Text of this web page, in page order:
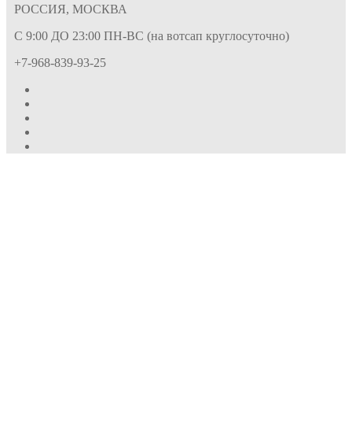
РОССИЯ, МОСКВА
С 9:00 ДО 23:00 ПН-ВС (на вотсап круглосуточно)
+7-968-839-93-25